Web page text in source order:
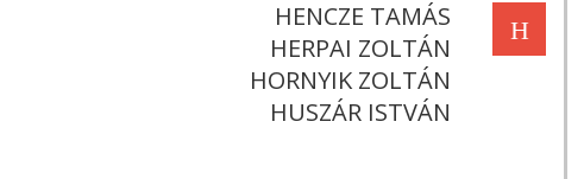
H
HENCZE TAMÁS
HERPAI ZOLTÁN
HORNYIK ZOLTÁN
HUSZÁR ISTVÁN